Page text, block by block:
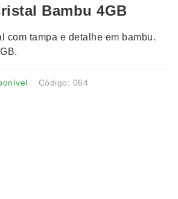
Bambu 4GB
com tampa e detalhe em bambu.
Código: 064